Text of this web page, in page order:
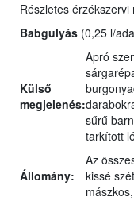
Részletes érzékszervi
Babgulyás (0,25 l/
Külső
megjelenés:
Apró
sűrű
tarkított
Állomány:
Az
kissé